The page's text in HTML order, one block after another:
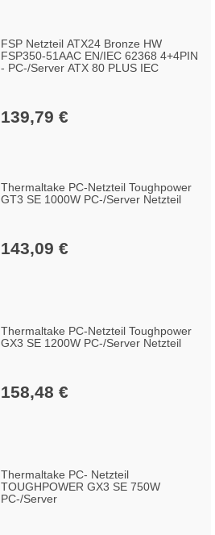
FSP Netzteil ATX24 Bronze HW
FSP350-51AAC EN/IEC 62368 4+4PIN
- PC-/Server ATX 80 PLUS IEC
139,79 €
Thermaltake PC-Netzteil Toughpower
GT3 SE 1000W PC-/Server Netzteil
143,09 €
Thermaltake PC-Netzteil Toughpower
GX3 SE 1200W PC-/Server Netzteil
158,48 €
Thermaltake PC- Netzteil
TOUGHPOWER GX3 SE 750W
PC-/Server